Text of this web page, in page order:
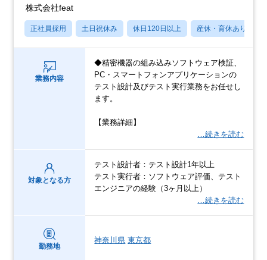
株式会社feat
正社員採用 土日祝休み 休日120日以上 産休・育休あり
業務内容
◆精密機器の組み込みソフトウェア検証、
PC・スマートフォンアプリケーションの
テスト設計及びテスト実行業務をお任せし
ます。
【業務詳細】
…続きを読む
対象となる方
テスト設計者：テスト設計1年以上
テスト実行者：ソフトウェア評価、テスト
エンジニアの経験（3ヶ月以上）
…続きを読む
勤務地
神奈川県 東京都